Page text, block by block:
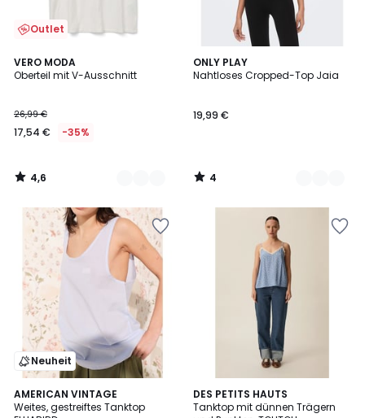
Outlet
VERO MODA
Oberteil mit V-Ausschnitt
26,99 €
17,54 € -35%
4,6
/ 5
2
Farben
4,6
/
ONLY PLAY
Nahtloses Cropped-Top Jaia
19,99 €
4
/
2
Farben
4
/
Neuheit
AMERICAN VINTAGE
Weites, gestreiftes Tanktop
DES PETITS HAUTS
Tanktop mit dünnen Trägern